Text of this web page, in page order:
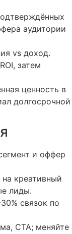
аудитории
vs доход.
затем
ценность в
долгосрочной
и оффер
креативный
лиды.
связок по
CTA; меняйте